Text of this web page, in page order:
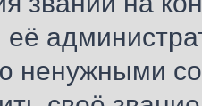
её
ненужными